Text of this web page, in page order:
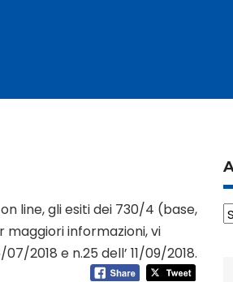
line, gli esiti dei 730/4 (base,
maggiori informazioni, vi
2018 e n.25 dell’ 11/09/2018.